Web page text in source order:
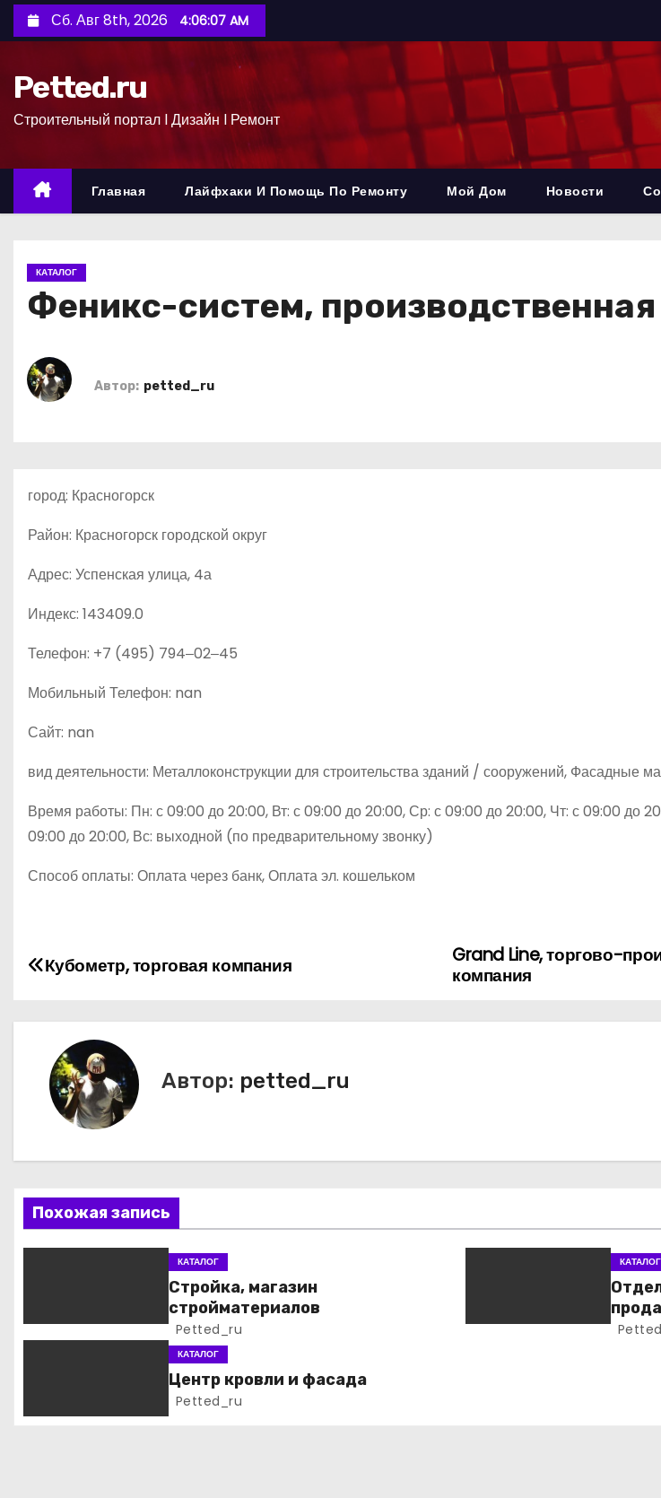
е
с
Сб. Авг 8th, 2026 4:06:08 AM
Petted.ru
Строительный портал l Дизайн l Ремонт
Главная Лайфхаки И Помощь По Ремонту Мой Дом Новости
КАТАЛОГ
Феникс-систем,
Автор: petted_ru
город: Красногорск
Район: Красногорск городской округ
Адрес: Успенская улица, 4а
Индекс: 143409.0
Телефон: +7 (495) 794‒02‒45
Мобильный Телефон: nan
Сайт: nan
вид деятельности: Металлоконструкции для строительства зданий / сооружений, Фасадные
Время работы: Пн: с 09:00 до 20:00, Вт: с 09:00 до 20:00, Ср: с 09:00 до 20:00, Чт: с 09:00 до
09:00 до 20:00, Вс: выходной (по предварительному звонку)
Способ оплаты: Оплата через банк, Оплата эл. кошельком
Н
ц
и
о
а
Grand Line, торгово-
компания
Кубометр, торговая компания
Автор: petted_ru
Похожая запись
КАТАЛОГ
Стройка, магазин
стройматериалов
Petted_ru
КАТАЛОГ
КАТАЛОГ
Центр кровли и фасада
Petted_ru